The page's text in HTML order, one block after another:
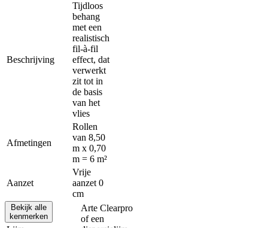
Beschrijving
Tijdloos
behang
met een
realistisch
fil-à-fil
effect, dat
verwerkt
zit tot in
de basis
van het
vlies
Afmetingen
Rollen
van 8,50
m x 0,70
m = 6 m²
Aanzet
Vrije
aanzet 0
cm
Arte Clearpro
of een
Bekijk alle
kenmerken